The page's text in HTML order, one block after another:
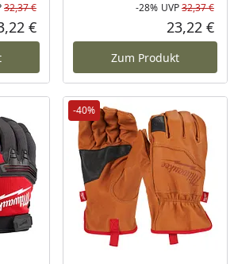
Rabatt in Prozent
Ursprünglicher Preis
32,37 €
Aktueller Preis
€
-28% UVP32,37 €
23,22 €
Zum Produkt
-40%